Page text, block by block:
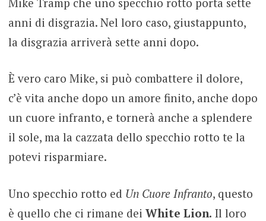
anni di disgrazia. Nel loro caso, giustappunto,
la disgrazia arriverà sette anni dopo.
È vero caro Mike, si può combattere il dolore,
c’è vita anche dopo un amore finito, anche dopo
un cuore infranto, e tornerà anche a splendere
il sole, ma la cazzata dello specchio rotto te la
potevi risparmiare.
Uno specchio rotto ed Un Cuore Infranto, questo
è quello che ci rimane dei White Lion. Il loro